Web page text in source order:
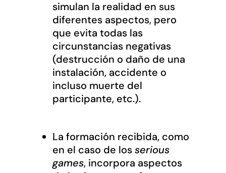
simulan la realidad en sus
diferentes aspectos, pero
que evita todas las
circunstancias negativas
(destrucción o daño de una
instalación, accidente o
incluso muerte del
participante, etc.).
La formación recibida, como
en el caso de losserious
games, incorpora aspectos